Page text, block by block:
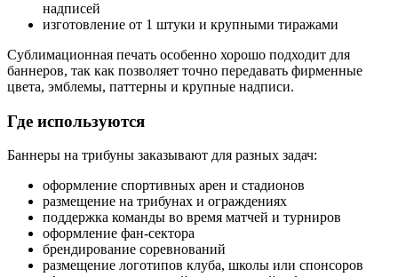
надписей
изготовление от 1 штуки и крупными тиражами
Сублимационная печать особенно хорошо подходит для
баннеров, так как позволяет точно передавать фирменные
цвета, эмблемы, паттерны и крупные надписи.
Где используются
Баннеры на трибуны заказывают для разных задач:
оформление спортивных арен и стадионов
размещение на трибунах и ограждениях
поддержка команды во время матчей и турниров
оформление фан-сектора
брендирование соревнований
размещение логотипов клуба, школы или спонсоров